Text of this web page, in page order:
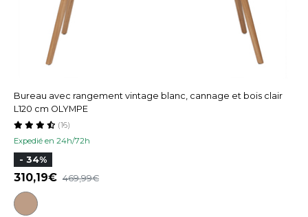
Bureau avec rangement vintage blanc, cannage et bois clair
L120 cm OLYMPE
Expedié en 24h/72h
(16)
- 34%
310,19 469,99